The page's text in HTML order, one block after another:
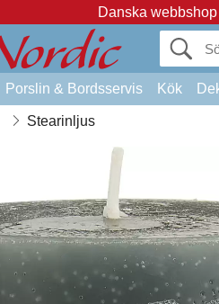
Danska
Porslin & Bordsservis Kök
Stearinljus